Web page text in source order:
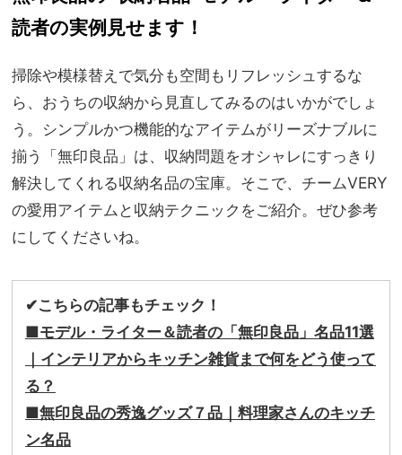
に一
生残
【極
上の
家族
旅】
を
友に
好評
の
「時
シ
読者の実例見せます！
掃除や模様替えで気分も空間もリフレッシュするな
ら、おうちの収納から見直してみるのはいかがでしょ
う。シンプルかつ機能的なアイテムがリーズナブルに
揃う「無印良品」は、収納問題をオシャレにすっきり
解決してくれる収納名品の宝庫。そこで、チームVERY
の愛用アイテムと収納テクニックをご紹介。ぜひ参考
にしてくださいね。
✔︎こちらの記事もチェック！
■モデル・ライター＆読者の「無印良品」名品11選
｜インテリアからキッチン雑貨まで何をどう使って
る？
■無印良品の秀逸グッズ７品｜料理家さんのキッチ
ン名品